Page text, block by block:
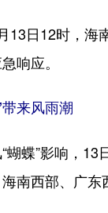
日12时，海
响应。
来风雨潮
蝶”影响，13
南西部、广东